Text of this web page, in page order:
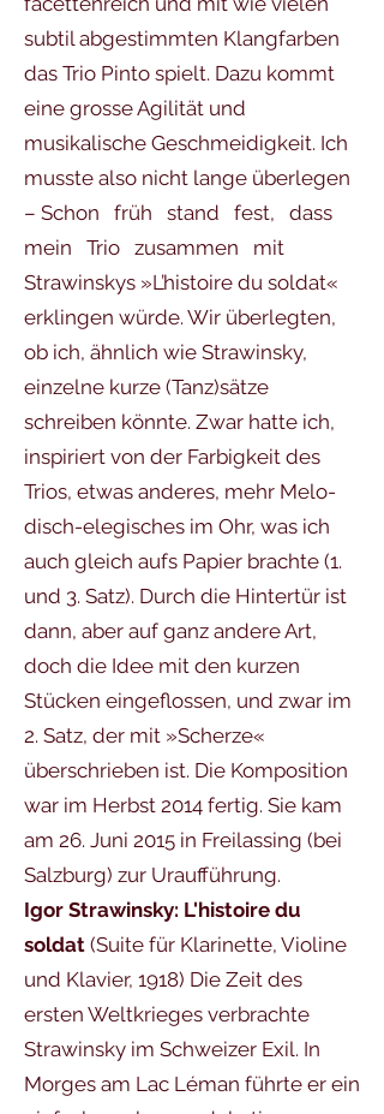
subtil abgestimmten Klangfarben
das Trio Pinto spielt. Dazu kommt
eine grosse Agilität und
musikalische Geschmeidigkeit. Ich
musste also nicht lange überlegen
– Schon früh stand fest, dass
mein Trio zusammen mit
Strawinskys »L’histoire du soldat«
erklingen würde. Wir überlegten,
ob ich, ähnlich wie Strawinsky,
einzelne kurze (Tanz)sätze
schreiben könnte. Zwar hatte ich,
inspiriert von der Farbigkeit des
Trios, etwas anderes, mehr Melo-
disch-elegisches im Ohr, was ich
auch gleich aufs Papier brachte (1.
und 3. Satz). Durch die Hintertür ist
dann, aber auf ganz andere Art,
doch die Idee mit den kurzen
Stücken eingeflossen, und zwar im
2. Satz, der mit »Scherze«
überschrieben ist. Die Komposition
war im Herbst 2014 fertig. Sie kam
am 26. Juni 2015 in Freilassing (bei
Salzburg) zur Uraufführung.
Igor Strawinsky: L'histoire du
soldat (Suite für Klarinette, Violine
und Klavier, 1918) Die Zeit des
ersten Weltkrieges verbrachte
Strawinsky im Schweizer Exil. In
Morges am Lac Léman führte er ein